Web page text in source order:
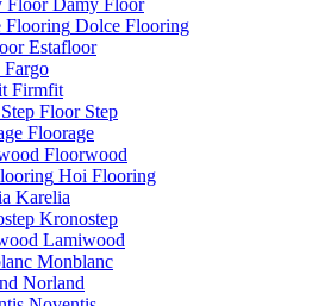
Damy Floor
Dolce Flooring
Estafloor
Fargo
Firmfit
Floor Step
Floorage
Floorwood
Hoi Flooring
Karelia
Kronostep
Lamiwood
Monblanc
Norland